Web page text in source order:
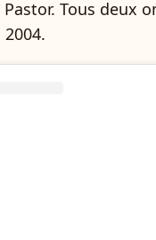
Tous deux